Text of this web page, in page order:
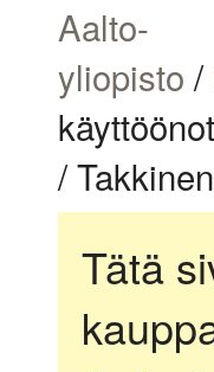
Aalto-
yliopisto /
/
Tätä